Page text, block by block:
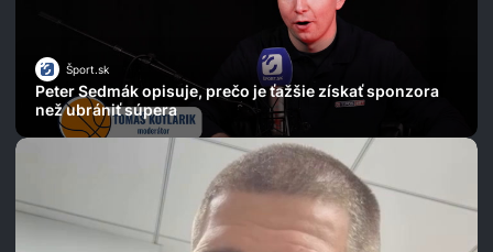
Šport.sk
Peter Sedmák opisuje, prečo je ťažšie získať sponzora
než ubrániť súpera